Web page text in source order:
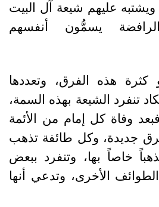
ويشتبه عليهم شيعة آل البيت
يسمُّون أنفسهم
كثرة هذه الفرق، وتعددها
تنفرد الشيعة بهذه السمة،
فبعد وفاة كل إمام من الأئمة
جديدة، وكل طائفة تذهب
خاصاً بها، وتنفرد ببعض
الطوائف الأخرى، وتدعي أنها